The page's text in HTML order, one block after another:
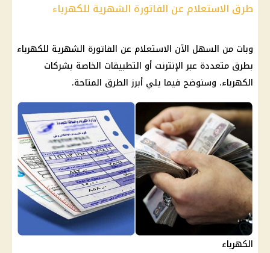
طرق الاستعلام عن الفاتورة الشهرية للكهرباء
وبات من السهل الآن الاستعلام عن الفاتورة الشهرية للكهرباء
بطرق متعددة عبر الإنترنت أو التطبيقات الخاصة بشركات
الكهرباء. وسنوضح فيما يلي أبرز الطرق المتاحة.
الكهرباء